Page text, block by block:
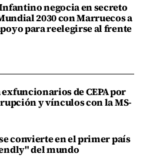
negocia en secreto
2030 con Marruecos a
para reelegirse al frente
de CEPA por
y vínculos con la MS-
convierte en el primer país
del mundo